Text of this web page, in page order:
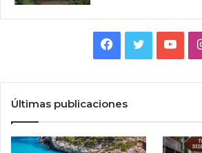
Facebook
Twitter
Últimas publicaciones